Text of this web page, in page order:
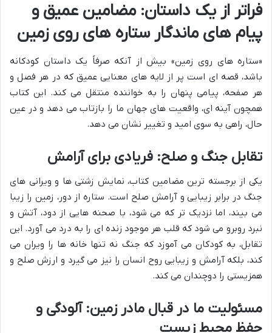
فراتر از یک داستان: مضامین عمیق و
پیام های ماندگار ستاره های روی زمین
«ستاره های روی زمین» بیش از آنکه صرفاً یک داستان کودکانه
باشد، قصه ای است پر از لایه های معنایی عمیق که در هر فصل و
هر صفحه، پیامی پنهان را به خواننده منتقل می کند. این کتاب
همچون آینه ای، واقعیت های جهان ما را بازتاب می دهد و در عین
حال، راهی به سوی امید و تغییر نشان می دهد.
تقابل جنگ و صلح: فریادی برای آرامش
یکی از برجسته ترین مضامین کتاب، نمایش زشتی ها و ویرانی های
جنگ در برابر زیبایی و آرامش صلح است. ستاره از دور، زمین را زیبا
می بیند، اما نزدیک تر که می شود، با صحنه هایی از دود، آتش و
نبرد روبرو می شود که قلب هر موجود زنده ای را به درد می آورد. این
تقابل، به کودکان می آموزد که جنگ نه تنها خانه ها را ویران می
کند، بلکه آرامش و زیبایی روح انسان را نیز می گیرد و ارزش صلح و
همزیستی را دوچندان می کند.
مسئولیت ما در قبال مادر زمین: آلودگی و
حفظ محیط زیست